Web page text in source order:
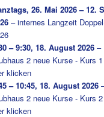
26. Mai 2026 – 12.
–internes Langzeit
– 9:30,18. August 2026 –
2 neue Kurse - Kurs
klicken
– 10:45,18. August 2026
2 neue Kurse - Kurs
klicken